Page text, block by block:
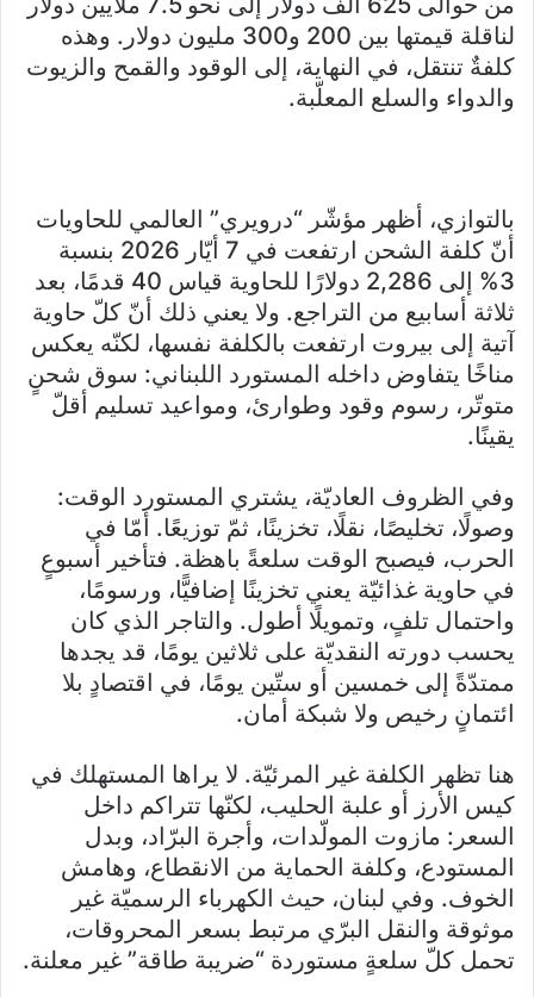
لناقلة قيمتها بين 200 و300 مليون دولار. وهذه
كلفةٌ تنتقل، في النهاية، إلى الوقود والقمح والزيوت
والدواء والسلع المعلّبة.
بالتوازي، أظهر مؤشّر “درويري” العالمي للحاويات
أنّ كلفة الشحن ارتفعت في 7 أيّار 2026 بنسبة
3% إلى 2,286 دولارًا للحاوية قياس 40 قدمًا، بعد
ثلاثة أسابيع من التراجع. ولا يعني ذلك أنّ كلّ حاوية
آتية إلى بيروت ارتفعت بالكلفة نفسها، لكنّه يعكس
مناخًا يتفاوض داخله المستورد اللبناني: سوق شحنٍ
متوتّر، رسوم وقود وطوارئ، ومواعيد تسليم أقلّ
يقينًا.
وفي الظروف العاديّة، يشتري المستورد الوقت:
وصولًا، تخليصًا، نقلًا، تخزينًا، ثمّ توزيعًا. أمّا في
الحرب، فيصبح الوقت سلعةً باهظة. فتأخير أسبوعٍ
في حاوية غذائيّة يعني تخزينًا إضافيًّا، ورسومًا،
واحتمال تلفٍ، وتمويلًا أطول. والتاجر الذي كان
يحسب دورته النقديّة على ثلاثين يومًا، قد يجدها
ممتدّةً إلى خمسين أو ستّين يومًا، في اقتصادٍ بلا
ائتمانٍ رخيص ولا شبكة أمان.
هنا تظهر الكلفة غير المرئيّة. لا يراها المستهلك في
كيس الأرز أو علبة الحليب، لكنّها تتراكم داخل
السعر: مازوت المولّدات، وأجرة البرّاد، وبدل
المستودع، وكلفة الحماية من الانقطاع، وهامش
الخوف. وفي لبنان، حيث الكهرباء الرسميّة غير
موثوقة والنقل البرّي مرتبط بسعر المحروقات،
تحمل كلّ سلعةٍ مستوردة “ضريبة طاقة” غير معلنة.